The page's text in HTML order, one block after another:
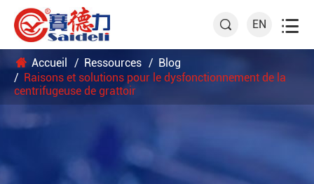
 EN 
Accueil Ressources
Blog
Raisons et solutions pour le dysfonctionnement de la
centrifugeuse de grattoir